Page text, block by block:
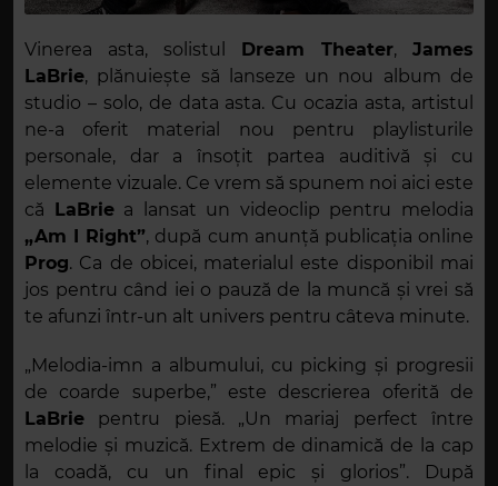
Vinerea asta, solistul Dream Theater, James
LaBrie, plănuiește să lanseze un nou album de
studio – solo, de data asta. Cu ocazia asta, artistul
ne-a oferit material nou pentru playlisturile
personale, dar a însoțit partea auditivă și cu
elemente vizuale. Ce vrem să spunem noi aici este
că LaBriea lansat un videoclip pentru melodia
„Am I Right”, după cum anunță publicația online
Prog. Ca de obicei, materialul este disponibil mai
jos pentru când iei o pauză de la muncă și vrei să
te afunzi într-un alt univers pentru câteva minute.
„Melodia-imn a albumului, cu picking și progresii
de coarde superbe,” este descrierea oferită de
LaBrie pentru piesă. „Un mariaj perfect între
melodie și muzică. Extrem de dinamică de la cap
la coadă, cu un final epic și glorios”. După